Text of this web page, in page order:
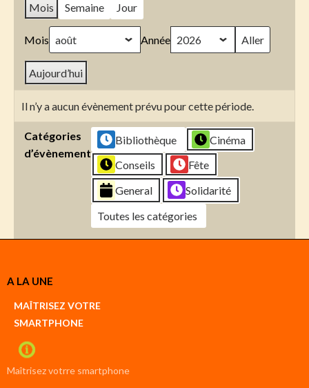
Mois Semaine Jour
Mois Année
Aujourd’hui
Il n’y a aucun évènement prévu pour cette période.
Catégories
d’évènement
Bibliothèque
Cinéma
Conseils
Fête
General
Solidarité
Toutes les catégories
Créer
compte
compte
A LA UNE
MAÎTRISEZ VOTRE
SMARTPHONE
Maîtrisez votrre smartphone